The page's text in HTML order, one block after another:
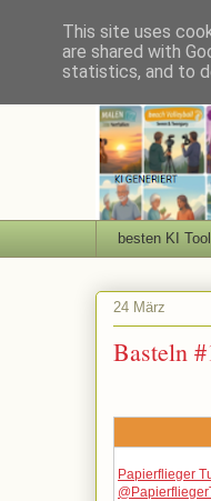
besten KI
24 März
Basteln
Papierflieger
This site uses
are shared with
statistics, and to